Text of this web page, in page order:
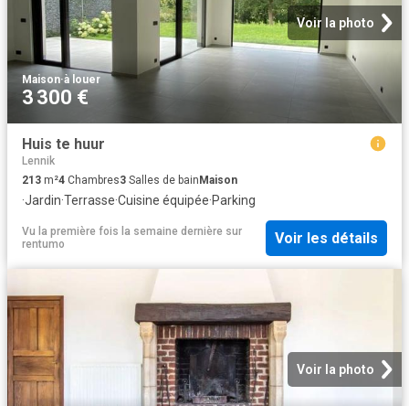
Voir la photo
Maison·à louer
3 300 €
Huis te huur
Lennik
213 m²4 Chambres3 Salles de bain Maison
·Jardin·Terrasse·Cuisine équipée·Parking
Vu la première fois la semaine dernière sur
rentumo
Voir les détails
Voir la photo